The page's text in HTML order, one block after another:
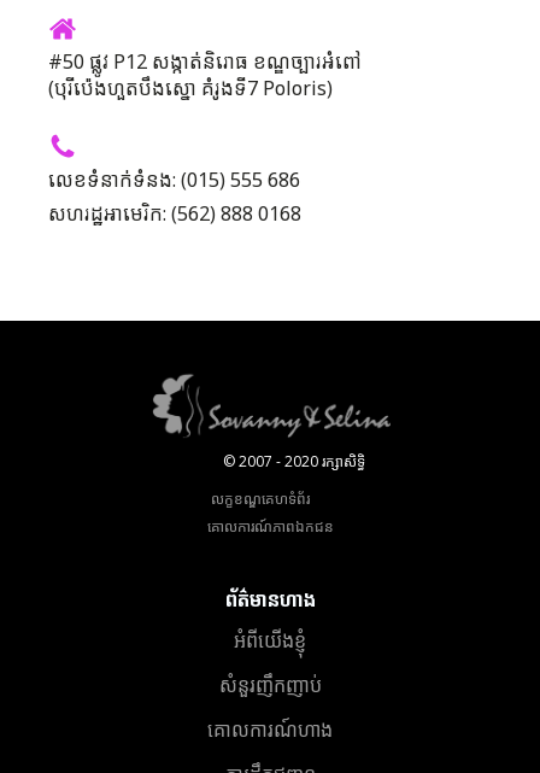
#50 ផ្លូវ P12 សង្កាត់និរោធ ខណ្ឌច្បារអំពៅ
(បុរីប៉េងហួតបឹងស្នោ គំរូងទី7 Poloris)
លេខទំនាក់ទំនង: (015) 555 686
សហរដ្ឋអាមេរិក: (562) 888 0168
© 2007 - 2020 រក្សាសិទ្ធិ
លក្ខខណ្ឌគេហទំព័រ
គោលការណ៍​ភាព​ឯកជន
ព័ត៌មានហាង
អំពីយើងខ្ញុំ
សំនួរញឹកញាប់
គោលការណ៍ហាង